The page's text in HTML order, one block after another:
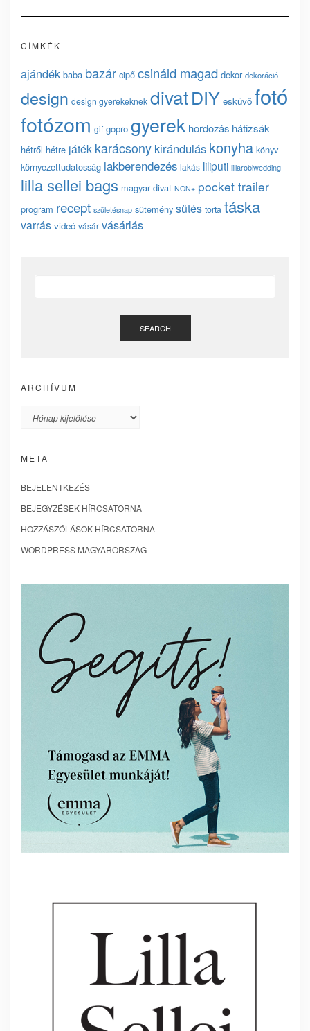
CÍMKÉK
ajándék baba bazár cipő csináld magad dekor dekoráció
design design gyerekeknek divatDIY esküvő fotó
fotózom gif gopro gyerek hordozás hátizsák
hétről hétre játék karácsony kirándulás konyha könyv
környezettudatosság lakberendezés lakás liliputi lillarobiwedding
lilla sellei bags magyar divat NON+ pocket trailer
program recept születésnap sütemény sütés torta táska
varrás videó vásár vásárlás
SEARCH
ARCHÍVUM
Archívum
META
BEJELENTKEZÉS
BEJEGYZÉSEK HÍRCSATORNA
HOZZÁSZÓLÁSOK HÍRCSATORNA
WORDPRESS MAGYARORSZÁG